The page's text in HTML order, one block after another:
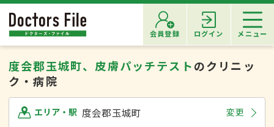
会員登録 ログイン メニュー
度会郡玉城町、皮膚パッチテストのクリニッ
ク・病院
エリア・駅 度会郡玉城町 変更